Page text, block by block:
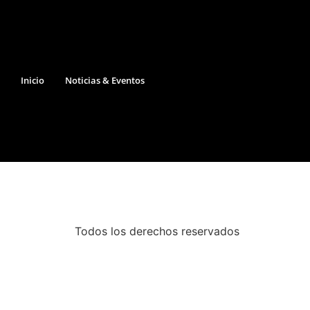
Inicio Noticias & Eventos
Todos los derechos reservados